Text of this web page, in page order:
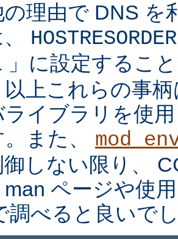
の理由で DNS を
HOSTRESORDER
」に設定するこ
以上これらの事
ライブラリを使
また、
しない限り、
man ページや使
調べると良いで